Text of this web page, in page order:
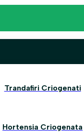
Trandafiri Criogenati
Hortensia Criogenata